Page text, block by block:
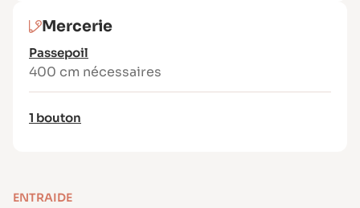
Mercerie
Passepoil
400 cm nécessaires
1 bouton
ENTRAIDE